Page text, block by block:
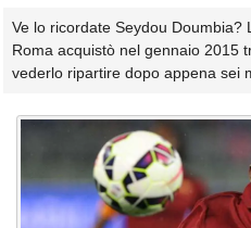
Ve lo ricordate Seydou Doumbia?
Roma acquistò nel gennaio 2015
vederlo ripartire dopo appena sei